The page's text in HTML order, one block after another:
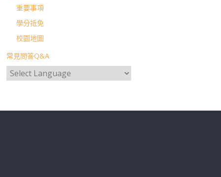
重要事項
學分抵免
校園地圖
常見問答Q&A